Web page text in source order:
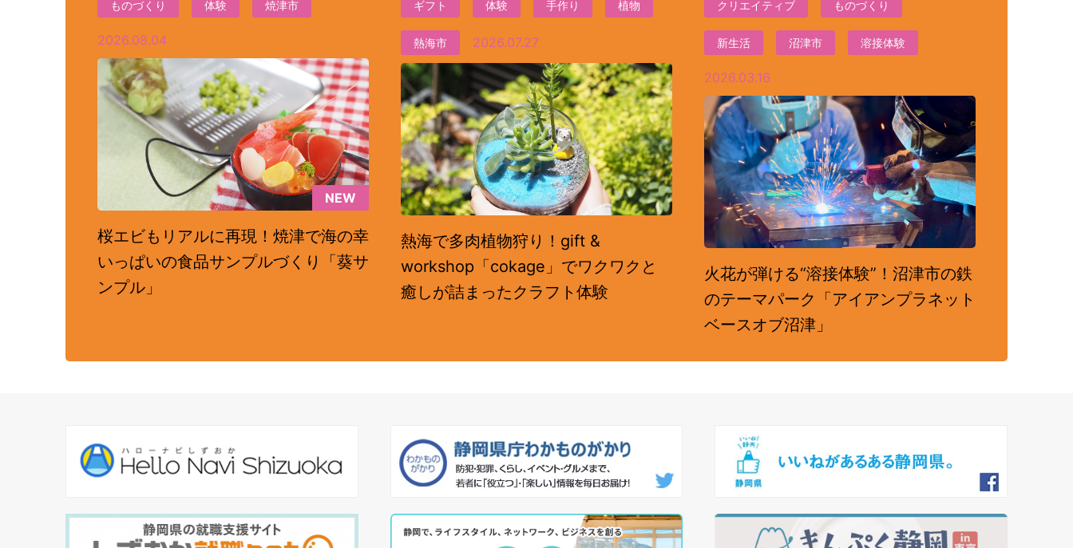
ものづくり 体験 焼津市
2026.08.04
NEW
桜エビもリアルに再現！焼津で海の幸
いっぱいの食品サンプルづくり「葵サ
ンプル」
ギフト 体験 手作り 植物
熱海市 2026.07.27
熱海で多肉植物狩り！gift &
workshop「cokage」でワクワクと
癒しが詰まったクラフト体験
クリエイティブ ものづくり
新生活 沼津市 溶接体験
2026.03.16
火花が弾ける“溶接体験”！沼津市の鉄
のテーマパーク「アイアンプラネット
ベースオブ沼津」